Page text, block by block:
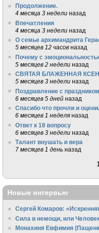
Продолжение.
4 месяца 3 недели назад
Впечатления
4 месяца 3 недели назад
О семье архимандрита
5 месяцев 12 часов назад
Почему с
5 месяцев 2 недели назад
СВЯТАЯ БЛАЖЕННАЯ
5 месяцев 3 недели назад
Поздравление с праздником
6 месяцев 5 дней назад
Спасибо что прочли и
6 месяцев 1 неделя назад
Ответ к 18 вопросу
6 месяцев 3 недели назад
Талант внушать и вера
7 месяцев 1 день назад
Новые интервью
Сергей Комаров:
Сила в немощи, или
Монахиня Евфимия